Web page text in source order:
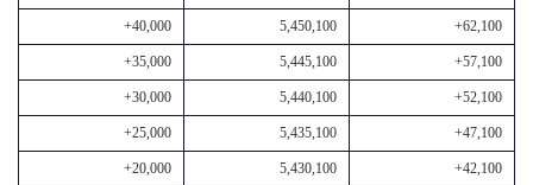
+40,000 5,450,100 +62,100
+35,000 5,445,100 +57,100
+30,000 5,440,100 +52,100
+25,000 5,435,100 +47,100
+20,000 5,430,100 +42,100